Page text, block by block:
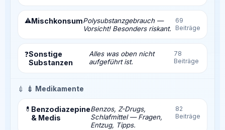
⚠️MischkonsumPolysubstanzgebrauch —
Vorsicht! Besonders riskant.
69
Beiträge
❓Sonstige
Substanzen
Alles was oben nicht
aufgeführt ist.
78
Beiträge
💉 💉 Medikamente
💊 Benzodiazepine
& Medis
Benzos, Z-Drugs,
Schlafmittel — Fragen,
Entzug, Tipps.
82
Beiträge